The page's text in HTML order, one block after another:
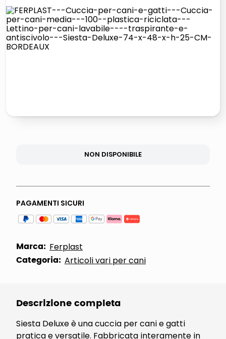
pattumiera raccolta differenziata
elenco telefonico
NON DISPONIBILE
PAGAMENTI SICURI
Marca: Ferplast
Categoria: Articoli vari per cani
Descrizione completa
Siesta Deluxe è una cuccia per cani e gatti
pratica e versatile. Fabbricata interamente in